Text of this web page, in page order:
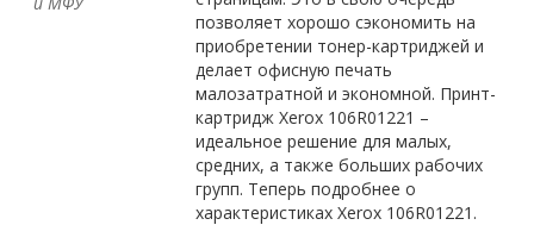
позволяет хорошо сэкономить на
приобретении тонер-картриджей и
делает офисную печать
малозатратной и экономной. Принт-
картридж Xerox 106R01221 –
идеальное решение для малых,
средних, а также больших рабочих
групп. Теперь подробнее о
характеристиках Xerox 106R01221.